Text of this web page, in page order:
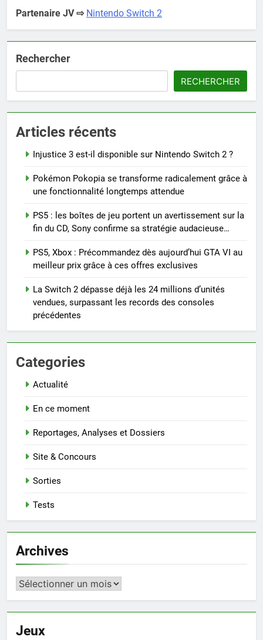
Partenaire JV ⇨ Nintendo Switch 2
Rechercher
RECHERCHER
Articles récents
Injustice 3 est-il disponible sur Nintendo Switch 2 ?
Pokémon Pokopia se transforme radicalement grâce à
une fonctionnalité longtemps attendue
PS5 : les boîtes de jeu portent un avertissement sur la
fin du CD, Sony confirme sa stratégie audacieuse…
PS5, Xbox : Précommandez dès aujourd’hui GTA VI au
meilleur prix grâce à ces offres exclusives
La Switch 2 dépasse déjà les 24 millions d’unités
vendues, surpassant les records des consoles
précédentes
Categories
Actualité
En ce moment
Reportages, Analyses et Dossiers
Site & Concours
Sorties
Tests
Archives
Archives
Jeux